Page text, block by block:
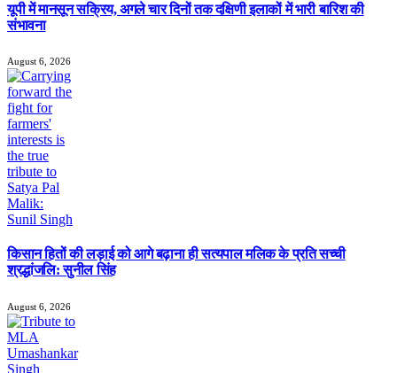
यूपी में मानसून सक्रिय, अगले चार दिनों तक दक्षिणी इलाकों में भारी बारिश की
संभावना
August 6, 2026
किसान हितों की लड़ाई को आगे बढ़ाना ही सत्यपाल मलिक के प्रति सच्ची
श्रद्धांजलि: सुनील सिंह
August 6, 2026